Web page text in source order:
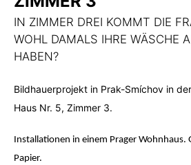
IN ZIMMER DREI KOMMT DIE
WOHL DAMALS IHRE WÄSCHE
HABEN?
Bildhauerprojekt in Prak-Smíchov in
Haus Nr. 5, Zimmer 3.
Installationen in einem Prager Wohnhaus.
Papier.